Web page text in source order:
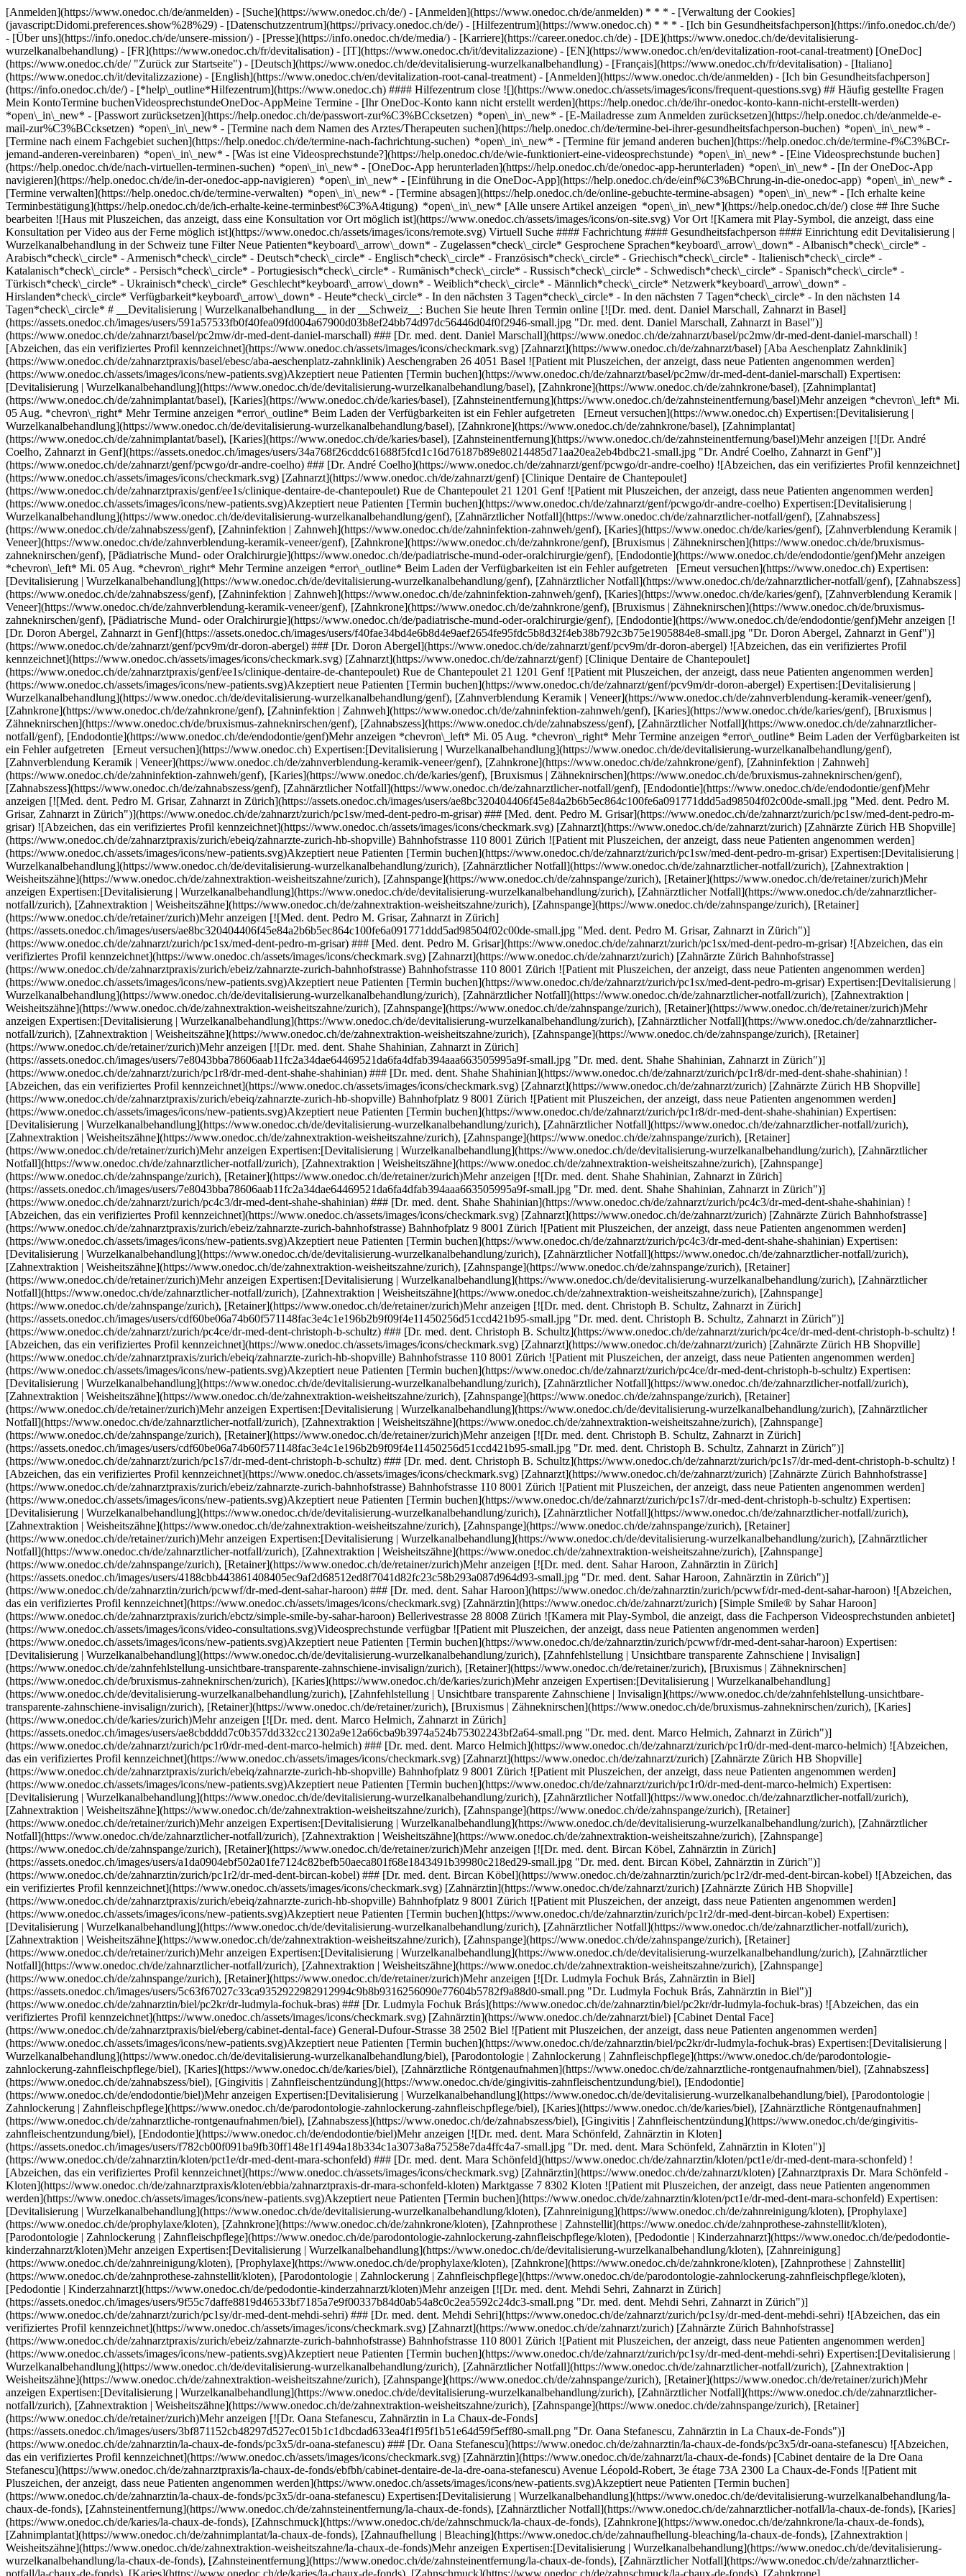
[Anmelden](https://www.onedoc.ch/de/anmelden) - [Suche](https://www.onedoc.ch/de/) - [Anmelden](https://www.onedoc.ch/de/anmelden) * * * - [Verwaltung der Cookies]
(javascript:Didomi.preferences.show%28%29) - [Datenschutzzentrum](https://privacy.onedoc.ch/de/) - [Hilfezentrum](https://www.onedoc.ch) * * * - [Ich bin Gesundheitsfachperson](https://info.onedoc.ch/de/)
- [Über uns](https://info.onedoc.ch/de/unsere-mission/) - [Presse](https://info.onedoc.ch/de/media/) - [Karriere](https://career.onedoc.ch/de) - [DE](https://www.onedoc.ch/de/devitalisierung-
wurzelkanalbehandlung) - [FR](https://www.onedoc.ch/fr/devitalisation) - [IT](https://www.onedoc.ch/it/devitalizzazione) - [EN](https://www.onedoc.ch/en/devitalization-root-canal-treatment) [OneDoc]
(https://www.onedoc.ch/de/ "Zurück zur Startseite") - [Deutsch](https://www.onedoc.ch/de/devitalisierung-wurzelkanalbehandlung) - [Français](https://www.onedoc.ch/fr/devitalisation) - [Italiano]
(https://www.onedoc.ch/it/devitalizzazione) - [English](https://www.onedoc.ch/en/devitalization-root-canal-treatment) - [Anmelden](https://www.onedoc.ch/de/anmelden) - [Ich bin Gesundheitsfachperson]
(https://info.onedoc.ch/de/) - [*help\_outline*Hilfezentrum](https://www.onedoc.ch) #### Hilfezentrum close ![](https://www.onedoc.ch/assets/images/icons/frequent-questions.svg) ## Häufig gestellte Fragen
Mein KontoTermine buchenVideosprechstundeOneDoc-AppMeine Termine - [Ihr OneDoc-Konto kann nicht erstellt werden](https://help.onedoc.ch/de/ihr-onedoc-konto-kann-nicht-erstellt-werden)
*open\_in\_new* - [Passwort zurücksetzen](https://help.onedoc.ch/de/passwort-zur%C3%BCcksetzen) *open\_in\_new* - [E-Mailadresse zum Anmelden zurücksetzen](https://help.onedoc.ch/de/anmelde-e-
mail-zur%C3%BCcksetzen) *open\_in\_new* - [Termine nach dem Namen des Arztes/Therapeuten suchen](https://help.onedoc.ch/de/termine-bei-ihrer-gesundheitsfachperson-buchen) *open\_in\_new* -
[Termine nach einem Fachgebiet suchen](https://help.onedoc.ch/de/termine-nach-fachrichtung-suchen) *open\_in\_new* - [Termine für jemand anderen buchen](https://help.onedoc.ch/de/termine-f%C3%BCr-
jemand-anderen-vereinbaren) *open\_in\_new* - [Was ist eine Videosprechstunde?](https://help.onedoc.ch/de/wie-funktioniert-eine-videosprechstunde) *open\_in\_new* - [Eine Videosprechstunde buchen]
(https://help.onedoc.ch/de/nach-virtuellen-terminen-suchen) *open\_in\_new* - [OneDoc-App herunterladen](https://help.onedoc.ch/de/onedoc-app-herunterladen) *open\_in\_new* - [In der OneDoc-App
navigieren](https://help.onedoc.ch/de/in-der-onedoc-app-navigieren) *open\_in\_new* - [Einführung in die OneDoc-App](https://help.onedoc.ch/de/einf%C3%BChrung-in-die-onedoc-app) *open\_in\_new* - [Termine verwalten](https://help.onedoc.ch/de/termine-verwalten) *open\_in\_new* - [Termine absagen](https://help.onedoc.ch/de/online-gebuchte-termine-absagen) *open\_in\_new* - [Ich erhalte keine Terminbestätigung](https://help.onedoc.ch/de/ich-erhalte-keine-terminbest%C3%A4tigung) *open\_in\_new* [Alle unsere Artikel anzeigen *open\_in\_new*](https://help.onedoc.ch/de/) close ## Ihre Suche bearbeiten ![Haus mit Pluszeichen, das anzeigt, dass eine Konsultation vor Ort möglich ist](https://www.onedoc.ch/assets/images/icons/on-site.svg) Vor Ort ![Kamera mit Play-Symbol, die anzeigt, dass eine Konsultation per Video aus der Ferne möglich ist](https://www.onedoc.ch/assets/images/icons/remote.svg) Virtuell Suche #### Fachrichtung #### Gesundheitsfachperson #### Einrichtung edit Devitalisierung | Wurzelkanalbehandlung in der Schweiz tune Filter Neue Patienten*keyboard\_arrow\_down* - Zugelassen*check\_circle* Gesprochene Sprachen*keyboard\_arrow\_down* - Albanisch*check\_circle* - Arabisch*check\_circle* - Armenisch*check\_circle* - Deutsch*check\_circle* - Englisch*check\_circle* - Französisch*check\_circle* - Griechisch*check\_circle* - Italienisch*check\_circle* - Katalanisch*check\_circle* - Persisch*check\_circle* - Portugiesisch*check\_circle* - Rumänisch*check\_circle* - Russisch*check\_circle* - Schwedisch*check\_circle* - Spanisch*check\_circle* - Türkisch*check\_circle* - Ukrainisch*check\_circle* Geschlecht*keyboard\_arrow\_down* - Weiblich*check\_circle* - Männlich*check\_circle* Netzwerk*keyboard\_arrow\_down* - Hirslanden*check\_circle* Verfügbarkeit*keyboard\_arrow\_down* - Heute*check\_circle* - In den nächsten 3 Tagen*check\_circle* - In den nächsten 7 Tagen*check\_circle* - In den nächsten 14 Tagen*check\_circle* # __Devitalisierung | Wurzelkanalbehandlung__ in der __Schweiz__: Buchen Sie heute Ihren Termin online [![Dr. med. dent. Daniel Marschall, Zahnarzt in Basel](https://assets.onedoc.ch/images/users/591a57533fb0f40fea09fd004a67900d03b8ef24bb74d97dc56446d04f0f2946-small.jpg "Dr. med. dent. Daniel Marschall, Zahnarzt in Basel")](https://www.onedoc.ch/de/zahnarzt/basel/pc2mw/dr-med-dent-daniel-marschall) ### [Dr. med. dent. Daniel Marschall](https://www.onedoc.ch/de/zahnarzt/basel/pc2mw/dr-med-dent-daniel-marschall) ![Abzeichen, das ein verifiziertes Profil kennzeichnet](https://www.onedoc.ch/assets/images/icons/checkmark.svg) [Zahnarzt](https://www.onedoc.ch/de/zahnarzt/basel) [Aba Aeschenplatz Zahnklinik](https://www.onedoc.ch/de/zahnarztpraxis/basel/ebesc/aba-aeschenplatz-zahnklinik) Aeschengraben 26 4051 Basel ![Patient mit Pluszeichen, der anzeigt, dass neue Patienten angenommen werden](https://www.onedoc.ch/assets/images/icons/new-patients.svg)Akzeptiert neue Patienten [Termin buchen](https://www.onedoc.ch/de/zahnarzt/basel/pc2mw/dr-med-dent-daniel-marschall) Expertisen:[Devitalisierung | Wurzelkanalbehandlung](https://www.onedoc.ch/de/devitalisierung-wurzelkanalbehandlung/basel), [Zahnkrone](https://www.onedoc.ch/de/zahnkrone/basel), [Zahnimplantat](https://www.onedoc.ch/de/zahnimplantat/basel), [Karies](https://www.onedoc.ch/de/karies/basel), [Zahnsteinentfernung](https://www.onedoc.ch/de/zahnsteinentfernung/basel)Mehr anzeigen *chevron\_left* Mi. 05 Aug. *chevron\_right* Mehr Termine anzeigen *error\_outline* Beim Laden der Verfügbarkeiten ist ein Fehler aufgetreten [Erneut versuchen](https://www.onedoc.ch) Expertisen:[Devitalisierung | Wurzelkanalbehandlung](https://www.onedoc.ch/de/devitalisierung-wurzelkanalbehandlung/basel), [Zahnkrone](https://www.onedoc.ch/de/zahnkrone/basel), [Zahnimplantat](https://www.onedoc.ch/de/zahnimplantat/basel), [Karies](https://www.onedoc.ch/de/karies/basel), [Zahnsteinentfernung](https://www.onedoc.ch/de/zahnsteinentfernung/basel)Mehr anzeigen [![Dr. André Coelho, Zahnarzt in Genf](https://assets.onedoc.ch/images/users/34a768f26cddc61688f5fcd1c16d76187b89e80214485d71aa20ea2eb4bdbc21-small.jpg "Dr. André Coelho, Zahnarzt in Genf")](https://www.onedoc.ch/de/zahnarzt/genf/pcwgo/dr-andre-coelho) ### [Dr. André Coelho](https://www.onedoc.ch/de/zahnarzt/genf/pcwgo/dr-andre-coelho) ![Abzeichen, das ein verifiziertes Profil kennzeichnet](https://www.onedoc.ch/assets/images/icons/checkmark.svg) [Zahnarzt](https://www.onedoc.ch/de/zahnarzt/genf) [Clinique Dentaire de Chantepoulet](https://www.onedoc.ch/de/zahnarztpraxis/genf/ee1s/clinique-dentaire-de-chantepoulet) Rue de Chantepoulet 21 1201 Genf ![Patient mit Pluszeichen, der anzeigt, dass neue Patienten angenommen werden](https://www.onedoc.ch/assets/images/icons/new-patients.svg)Akzeptiert neue Patienten [Termin buchen](https://www.onedoc.ch/de/zahnarzt/genf/pcwgo/dr-andre-coelho) Expertisen:[Devitalisierung | Wurzelkanalbehandlung](https://www.onedoc.ch/de/devitalisierung-wurzelkanalbehandlung/genf), [Zahnärztlicher Notfall](https://www.onedoc.ch/de/zahnarztlicher-notfall/genf), [Zahnabszess](https://www.onedoc.ch/de/zahnabszess/genf), [Zahninfektion | Zahnweh](https://www.onedoc.ch/de/zahninfektion-zahnweh/genf), [Karies](https://www.onedoc.ch/de/karies/genf), [Zahnverblendung Keramik | Veneer](https://www.onedoc.ch/de/zahnverblendung-keramik-veneer/genf), [Zahnkrone](https://www.onedoc.ch/de/zahnkrone/genf), [Bruxismus | Zähneknirschen](https://www.onedoc.ch/de/bruxismus-zahneknirschen/genf), [Pädiatrische Mund- oder Oralchirurgie](https://www.onedoc.ch/de/padiatrische-mund-oder-oralchirurgie/genf), [Endodontie](https://www.onedoc.ch/de/endodontie/genf)Mehr anzeigen *chevron\_left* Mi. 05 Aug. *chevron\_right* Mehr Termine anzeigen *error\_outline* Beim Laden der Verfügbarkeiten ist ein Fehler aufgetreten [Erneut versuchen](https://www.onedoc.ch) Expertisen:[Devitalisierung | Wurzelkanalbehandlung](https://www.onedoc.ch/de/devitalisierung-wurzelkanalbehandlung/genf), [Zahnärztlicher Notfall](https://www.onedoc.ch/de/zahnarztlicher-notfall/genf), [Zahnabszess](https://www.onedoc.ch/de/zahnabszess/genf), [Zahninfektion | Zahnweh](https://www.onedoc.ch/de/zahninfektion-zahnweh/genf), [Karies](https://www.onedoc.ch/de/karies/genf), [Zahnverblendung Keramik | Veneer](https://www.onedoc.ch/de/zahnverblendung-keramik-veneer/genf), [Zahnkrone](https://www.onedoc.ch/de/zahnkrone/genf), [Bruxismus | Zähneknirschen](https://www.onedoc.ch/de/bruxismus-zahneknirschen/genf), [Pädiatrische Mund- oder Oralchirurgie](https://www.onedoc.ch/de/padiatrische-mund-oder-oralchirurgie/genf), [Endodontie](https://www.onedoc.ch/de/endodontie/genf)Mehr anzeigen [![Dr. Doron Abergel, Zahnarzt in Genf](https://assets.onedoc.ch/images/users/f40fae34bd4e6b8d4e9aef2654fe95fdc5b8d32f4eb38b792c3b75e1905884e8-small.jpg "Dr. Doron Abergel, Zahnarzt in Genf")](https://www.onedoc.ch/de/zahnarzt/genf/pcv9m/dr-doron-abergel) ### [Dr. Doron Abergel](https://www.onedoc.ch/de/zahnarzt/genf/pcv9m/dr-doron-abergel) ![Abzeichen, das ein verifiziertes Profil kennzeichnet](https://www.onedoc.ch/assets/images/icons/checkmark.svg) [Zahnarzt](https://www.onedoc.ch/de/zahnarzt/genf) [Clinique Dentaire de Chantepoulet](https://www.onedoc.ch/de/zahnarztpraxis/genf/ee1s/clinique-dentaire-de-chantepoulet) Rue de Chantepoulet 21 1201 Genf ![Patient mit Pluszeichen, der anzeigt, dass neue Patienten angenommen werden](https://www.onedoc.ch/assets/images/icons/new-patients.svg)Akzeptiert neue Patienten [Termin buchen](https://www.onedoc.ch/de/zahnarzt/genf/pcv9m/dr-doron-abergel) Expertisen:[Devitalisierung | Wurzelkanalbehandlung](https://www.onedoc.ch/de/devitalisierung-wurzelkanalbehandlung/genf), [Zahnverblendung Keramik | Veneer](https://www.onedoc.ch/de/zahnverblendung-keramik-veneer/genf), [Zahnkrone](https://www.onedoc.ch/de/zahnkrone/genf), [Zahninfektion | Zahnweh](https://www.onedoc.ch/de/zahninfektion-zahnweh/genf), [Karies](https://www.onedoc.ch/de/karies/genf), [Bruxismus | Zähneknirschen](https://www.onedoc.ch/de/bruxismus-zahneknirschen/genf), [Zahnabszess](https://www.onedoc.ch/de/zahnabszess/genf), [Zahnärztlicher Notfall](https://www.onedoc.ch/de/zahnarztlicher-notfall/genf), [Endodontie](https://www.onedoc.ch/de/endodontie/genf)Mehr anzeigen *chevron\_left* Mi. 05 Aug. *chevron\_right* Mehr Termine anzeigen *error\_outline* Beim Laden der Verfügbarkeiten ist ein Fehler aufgetreten [Erneut versuchen](https://www.onedoc.ch) Expertisen:[Devitalisierung | Wurzelkanalbehandlung](https://www.onedoc.ch/de/devitalisierung-wurzelkanalbehandlung/genf), [Zahnverblendung Keramik | Veneer](https://www.onedoc.ch/de/zahnverblendung-keramik-veneer/genf), [Zahnkrone](https://www.onedoc.ch/de/zahnkrone/genf), [Zahninfektion | Zahnweh](https://www.onedoc.ch/de/zahninfektion-zahnweh/genf), [Karies](https://www.onedoc.ch/de/karies/genf), [Bruxismus | Zähneknirschen](https://www.onedoc.ch/de/bruxismus-zahneknirschen/genf), [Zahnabszess](https://www.onedoc.ch/de/zahnabszess/genf), [Zahnärztlicher Notfall](https://www.onedoc.ch/de/zahnarztlicher-notfall/genf), [Endodontie](https://www.onedoc.ch/de/endodontie/genf)Mehr anzeigen [![Med. dent. Pedro M. Grisar, Zahnarzt in Zürich](https://assets.onedoc.ch/images/users/ae8bc320404406f45e84a2b6b5ec864c100fe6a091771ddd5ad98504f02c00de-small.jpg "Med. dent. Pedro M. Grisar, Zahnarzt in Zürich")](https://www.onedoc.ch/de/zahnarzt/zurich/pc1sw/med-dent-pedro-m-grisar) ### [Med. dent. Pedro M. Grisar](https://www.onedoc.ch/de/zahnarzt/zurich/pc1sw/med-dent-pedro-m-grisar) ![Abzeichen, das ein verifiziertes Profil kennzeichnet](https://www.onedoc.ch/assets/images/icons/checkmark.svg) [Zahnarzt](https://www.onedoc.ch/de/zahnarzt/zurich) [Zahnärzte Zürich HB Shopville](https://www.onedoc.ch/de/zahnarztpraxis/zurich/ebeiq/zahnarzte-zurich-hb-shopville) Bahnhofstrasse 110 8001 Zürich ![Patient mit Pluszeichen, der anzeigt, dass neue Patienten angenommen werden](https://www.onedoc.ch/assets/images/icons/new-patients.svg)Akzeptiert neue Patienten [Termin buchen](https://www.onedoc.ch/de/zahnarzt/zurich/pc1sw/med-dent-pedro-m-grisar)
nschiene-invisalign/zurich), [Retainer](https://www.onedoc.ch/de/retainer/zurich), [Bruxismus | Zähneknirschen](https://www.onedoc.ch/de/bruxismus-zahneknirschen/zurich), [Karies](https://www.onedoc.ch/de/karies/zurich)Mehr anzeigen Expertisen:[Devitalisierung | Wurzelkanalbehandlung](https://www.onedoc.ch/de/devitalisierung-wurzelkanalbehandlung/zurich), [Zahnfehlstellung | Unsichtbare transparente Zahnschiene | Invisalign](https://www.onedoc.ch/de/zahnfehlstellung-unsichtbare-transparente-zahnschiene-invisalign/zurich), [Retainer](https://www.onedoc.ch/de/retainer/zurich), [Bruxismus | Zähneknirschen](https://www.onedoc.ch/de/bruxismus-zahneknirschen/zurich), [Karies](https://www.onedoc.ch/de/karies/zurich)Mehr anzeigen [![Dr. med. dent. Marco Helmich, Zahnarzt in Zürich](https://assets.onedoc.ch/images/users/ae8cbdddd7c0b357dd332cc21302a9e12a66cba9b3974a524b75302243bf2a64-small.png "Dr. med. dent. Marco Helmich, Zahnarzt in Zürich")](https://www.onedoc.ch/de/zahnarzt/zurich/pc1r0/dr-med-dent-marco-helmich) ### [Dr. med. dent. Marco Helmich](https://www.onedoc.ch/de/zahnarzt/zurich/pc1r0/dr-med-dent-marco-helmich) ![Abzeichen, das ein verifiziertes Profil kennzeichnet](https://www.onedoc.ch/assets/images/icons/checkmark.svg) [Zahnarzt](https://www.onedoc.ch/de/zahnarzt/zurich) [Zahnärzte Zürich HB Shopville](https://www.onedoc.ch/de/zahnarztpraxis/zurich/ebeiq/zahnarzte-zurich-hb-shopville) Bahnhofplatz 9 8001 Zürich ![Patient mit Pluszeichen, der anzeigt, dass neue Patienten angenommen werden](https://www.onedoc.ch/assets/images/icons/new-patients.svg)Akzeptiert neue Patienten [Termin buchen](https://www.onedoc.ch/de/zahnarzt/zurich/pc1r0/dr-med-dent-marco-helmich) Expertisen:[Devitalisierung | Wurzelkanalbehandlung](https://www.onedoc.ch/de/devitalisierung-wurzelkanalbehandlung/zurich), [Zahnärztlicher Notfall](https://www.onedoc.ch/de/zahnarztlicher-notfall/zurich), [Zahnextraktion | Weisheitszähne](https://www.onedoc.ch/de/zahnextraktion-weisheitszahne/zurich), [Zahnspange](https://www.onedoc.ch/de/zahnspange/zurich), [Retainer](https://www.onedoc.ch/de/retainer/zurich)Mehr anzeigen Expertisen:[Devitalisierung | Wurzelkanalbehandlung](https://www.onedoc.ch/de/devitalisierung-wurzelkanalbehandlung/zurich), [Zahnärztlicher Notfall](https://www.onedoc.ch/de/zahnarztlicher-notfall/zurich), [Zahnextraktion | Weisheitszähne](https://www.onedoc.ch/de/zahnextraktion-weisheitszahne/zurich), [Zahnspange](https://www.onedoc.ch/de/zahnspange/zurich), [Retainer](https://www.onedoc.ch/de/retainer/zurich)Mehr anzeigen [![Dr. med. dent. Bircan Köbel, Zahnärztin in Zürich](https://assets.onedoc.ch/images/users/a1da0904ebf502a01fe7124c82befb50aeca801f68e1843491b39980c218ed29-small.jpg "Dr. med. dent. Bircan Köbel, Zahnärztin in Zürich")](https://www.onedoc.ch/de/zahnarztin/zurich/pc1r2/dr-med-dent-bircan-kobel) ### [Dr. med. dent. Bircan Köbel](https://www.onedoc.ch/de/zahnarztin/zurich/pc1r2/dr-med-dent-bircan-kobel) ![Abzeichen, das ein verifiziertes Profil kennzeichnet](https://www.onedoc.ch/assets/images/icons/checkmark.svg) [Zahnärztin](https://www.onedoc.ch/de/zahnarzt/zurich) [Zahnärzte Zürich HB Shopville](https://www.onedoc.ch/de/zahnarztpraxis/zurich/ebeiq/zahnarzte-zurich-hb-shopville) Bahnhofplatz 9 8001 Zürich ![Patient mit Pluszeichen, der anzeigt, dass neue Patienten angenommen werden](https://www.onedoc.ch/assets/images/icons/new-patients.svg)Akzeptiert neue Patienten [Termin buchen](https://www.onedoc.ch/de/zahnarztin/zurich/pc1r2/dr-med-dent-bircan-kobel) Expertisen:[Devitalisierung | Wurzelkanalbehandlung](https://www.onedoc.ch/de/devitalisierung-wurzelkanalbehandlung/zurich), [Zahnärztlicher Notfall](https://www.onedoc.ch/de/zahnarztlicher-notfall/zurich), [Zahnextraktion | Weisheitszähne](https://www.onedoc.ch/de/zahnextraktion-weisheitszahne/zurich), [Zahnspange](https://www.onedoc.ch/de/zahnspange/zurich), [Retainer](https://www.onedoc.ch/de/retainer/zurich)Mehr anzeigen Expertisen:[Devitalisierung | Wurzelkanalbehandlung](https://www.onedoc.ch/de/devitalisierung-wurzelkanalbehandlung/zurich), [Zahnärztlicher Notfall](https://www.onedoc.ch/de/zahnarztlicher-notfall/zurich), [Zahnextraktion | Weisheitszähne](https://www.onedoc.ch/de/zahnextraktion-weisheitszahne/zurich), [Zahnspange](https://www.onedoc.ch/de/zahnspange/zurich), [Retainer](https://www.onedoc.ch/de/retainer/zurich)Mehr anzeigen [![Dr. Ludmyla Fochuk Brás, Zahnärztin in Biel](https://assets.onedoc.ch/images/users/5c63f67027c33ca9352922982912994c9b8b9316256090e77604b5782f9a88d0-small.png "Dr. Ludmyla Fochuk Brás, Zahnärztin in Biel")](https://www.onedoc.ch/de/zahnarztin/biel/pc2kr/dr-ludmyla-fochuk-bras) ### [Dr. Ludmyla Fochuk Brás](https://www.onedoc.ch/de/zahnarztin/biel/pc2kr/dr-ludmyla-fochuk-bras) ![Abzeichen, das ein verifiziertes Profil kennzeichnet](https://www.onedoc.ch/assets/images/icons/checkmark.svg) [Zahnärztin](https://www.onedoc.ch/de/zahnarzt/biel) [Cabinet Dental Face](https://www.onedoc.ch/de/zahnarztpraxis/biel/eberg/cabinet-dental-face) General-Dufour-Strasse 38 2502 Biel ![Patient mit Pluszeichen, der anzeigt, dass neue Patienten angenommen werden](https://www.onedoc.ch/assets/images/icons/new-patients.svg)Akzeptiert neue Patienten [Termin buchen](https://www.onedoc.ch/de/zahnarztin/biel/pc2kr/dr-ludmyla-fochuk-bras) Expertisen:[Devitalisierung | Wurzelkanalbehandlung](https://www.onedoc.ch/de/devitalisierung-wurzelkanalbehandlung/biel), [Parodontologie | Zahnlockerung | Zahnfleischpflege](https://www.onedoc.ch/de/parodontologie-zahnlockerung-zahnfleischpflege/biel), [Karies](https://www.onedoc.ch/de/karies/biel), [Zahnärztliche Röntgenaufnahmen](https://www.onedoc.ch/de/zahnarztliche-rontgenaufnahmen/biel), [Zahnabszess](https://www.onedoc.ch/de/zahnabszess/biel), [Gingivitis | Zahnfleischentzündung](https://www.onedoc.ch/de/gingivitis-zahnfleischentzundung/biel), [Endodontie](https://www.onedoc.ch/de/endodontie/biel)Mehr anzeigen Expertisen:[Devitalisierung | Wurzelkanalbehandlung](https://www.onedoc.ch/de/devitalisierung-wurzelkanalbehandlung/biel), [Parodontologie | Zahnlockerung | Zahnfleischpflege](https://www.onedoc.ch/de/parodontologie-zahnlockerung-zahnfleischpflege/biel), [Karies](https://www.onedoc.ch/de/karies/biel), [Zahnärztliche Röntgenaufnahmen](https://www.onedoc.ch/de/zahnarztliche-rontgenaufnahmen/biel), [Zahnabszess](https://www.onedoc.ch/de/zahnabszess/biel), [Gingivitis | Zahnfleischentzündung](https://www.onedoc.ch/de/gingivitis-zahnfleischentzundung/biel), [Endodontie](https://www.onedoc.ch/de/endodontie/biel)Mehr anzeigen [![Dr. med. dent. Mara Schönfeld, Zahnärztin in Kloten](https://assets.onedoc.ch/images/users/f782cb00f091ba9fb30ff148e1f1494a18b334c1a3073a8a75258e7da4ffc4a7-small.jpg "Dr. med. dent. Mara Schönfeld, Zahnärztin in Kloten")](https://www.onedoc.ch/de/zahnarztin/kloten/pct1e/dr-med-dent-mara-schonfeld) ### [Dr. med. dent. Mara Schönfeld](https://www.onedoc.ch/de/zahnarztin/kloten/pct1e/dr-med-dent-mara-schonfeld) ![Abzeichen, das ein verifiziertes Profil kennzeichnet](https://www.onedoc.ch/assets/images/icons/checkmark.svg) [Zahnärztin](https://www.onedoc.ch/de/zahnarzt/kloten) [Zahnarztpraxis Dr. Mara Schönfeld - Kloten](https://www.onedoc.ch/de/zahnarztpraxis/kloten/ebbia/zahnarztpraxis-dr-mara-schonfeld-kloten) Marktgasse 7 8302 Kloten ![Patient mit Pluszeichen, der anzeigt, dass neue Patienten angenommen werden](https://www.onedoc.ch/assets/images/icons/new-patients.svg)Akzeptiert neue Patienten [Termin buchen](https://www.onedoc.ch/de/zahnarztin/kloten/pct1e/dr-med-dent-mara-schonfeld) Expertisen:[Devitalisierung | Wurzelkanalbehandlung](https://www.onedoc.ch/de/devitalisierung-wurzelkanalbehandlung/kloten), [Zahnreinigung](https://www.onedoc.ch/de/zahnreinigung/kloten), [Prophylaxe](https://www.onedoc.ch/de/prophylaxe/kloten), [Zahnkrone](https://www.onedoc.ch/de/zahnkrone/kloten), [Zahnprothese | Zahnstellit](https://www.onedoc.ch/de/zahnprothese-zahnstellit/kloten), [Parodontologie | Zahnlockerung | Zahnfleischpflege](https://www.onedoc.ch/de/parodontologie-zahnlockerung-zahnfleischpflege/kloten), [Pedodontie | Kinderzahnarzt](https://www.onedoc.ch/de/pedodontie-kinderzahnarzt/kloten)Mehr anzeigen Expertisen:[Devitalisierung | Wurzelkanalbehandlung](https://www.onedoc.ch/de/devitalisierung-wurzelkanalbehandlung/kloten), [Zahnreinigung](https://www.onedoc.ch/de/zahnreinigung/kloten), [Prophylaxe](https://www.onedoc.ch/de/prophylaxe/kloten), [Zahnkrone](https://www.onedoc.ch/de/zahnkrone/kloten), [Zahnprothese | Zahnstellit](https://www.onedoc.ch/de/zahnprothese-zahnstellit/kloten), [Parodontologie | Zahnlockerung | Zahnfleischpflege](https://www.onedoc.ch/de/parodontologie-zahnlockerung-zahnfleischpflege/kloten), [Pedodontie | Kinderzahnarzt](https://www.onedoc.ch/de/pedodontie-kinderzahnarzt/kloten)Mehr anzeigen [![Dr. med. dent. Mehdi Sehri, Zahnarzt in Zürich](https://assets.onedoc.ch/images/users/9f55c7daffe8819d46533bf7185a7e9f00337b84d0ab54a8c0c2ea5592c24dc3-small.png "Dr. med. dent. Mehdi Sehri, Zahnarzt in Zürich")](https://www.onedoc.ch/de/zahnarzt/zurich/pc1sy/dr-med-dent-mehdi-sehri) ### [Dr. med. dent. Mehdi Sehri](https://www.onedoc.ch/de/zahnarzt/zurich/pc1sy/dr-med-dent-mehdi-sehri) ![Abzeichen, das ein verifiziertes Profil kennzeichnet](https://www.onedoc.ch/assets/images/icons/checkmark.svg) [Zahnarzt](https://www.onedoc.ch/de/zahnarzt/zurich) [Zahnärzte Zürich Bahnhofstrasse](https://www.onedoc.ch/de/zahnarztpraxis/zurich/ebeiz/zahnarzte-zurich-bahnhofstrasse) Bahnhofstrasse 110 8001 Zürich ![Patient mit Pluszeichen, der anzeigt, dass neue Patienten angenommen werden](https://www.onedoc.ch/assets/images/icons/new-patients.svg)Akzeptiert neue Patienten [Termin buchen](https://www.onedoc.ch/de/zahnarzt/zurich/pc1sy/dr-med-dent-mehdi-sehri) Expertisen:[Devitalisierung | Wurzelkanalbehandlung](https://www.onedoc.ch/de/devitalisierung-wurzelkanalbehandlung/zurich), [Zahnärztlicher Notfall](https